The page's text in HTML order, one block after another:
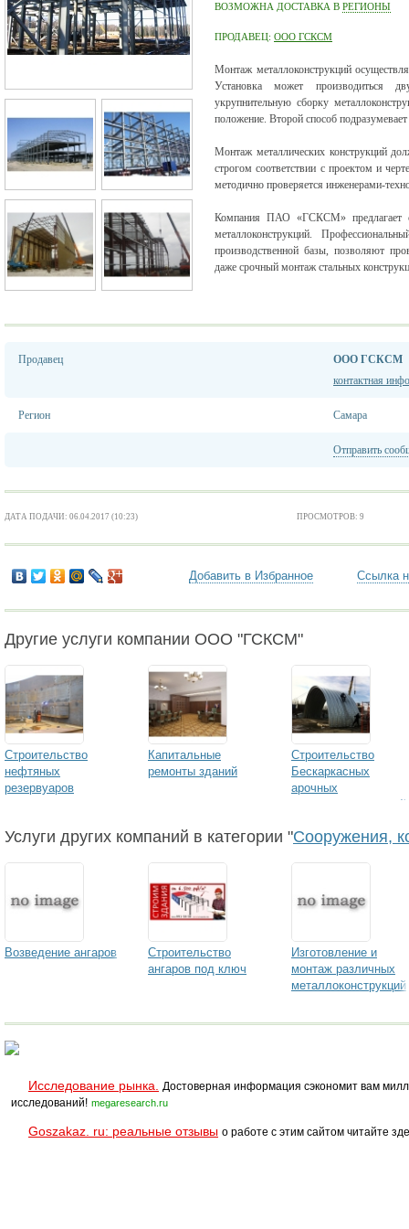
ВОЗМОЖНА ДОСТАВКА В РЕГИОНЫ
ПРОДАВЕЦ: ООО ГСКСМ
Монтаж металлоконструкций
Установка может производиться
укрупнительную сборку
положение. Второй способ
Монтаж металлических конструкций
строгом соответствии с проектом и
методично проверяется инженерами-
Компания ПАО «ГСКСМ» предлагает
металлоконструкций.
производственной базы, позволяют
даже срочный монтаж стальных
Продавец
ООО ГСКСМ
контактная
Регион Самара
Отправить
ДАТА ПОДАЧИ: 06.04.2017 (10:23) ПРОСМОТРОВ: 9
Добавить в Избранное Ссылка
Другие услуги компании ООО "ГСКСМ"
Строительство
нефтяных
резервуаров
Капитальные
ремонты зданий
Строительство
Бескаркасных
арочных
металлоконструкций
Услуги других компаний в категории "Сооружения,
Возведение ангаров
Строительство
ангаров под ключ
Изготовление и
монтаж различных
металлоконструкций
Исследование рынка.
Достоверная информация сэкономит вам
исследований! megaresearch.ru
Goszakaz. ru: реальные отзывы о работе с этим сайтом читайте